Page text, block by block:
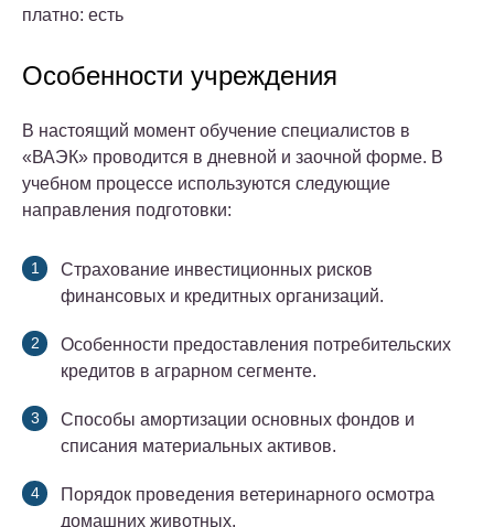
платно: есть
Особенности учреждения
В настоящий момент обучение специалистов в
«ВАЭК» проводится в дневной и заочной форме. В
учебном процессе используются следующие
направления подготовки:
Страхование инвестиционных рисков
финансовых и кредитных организаций.
Особенности предоставления потребительских
кредитов в аграрном сегменте.
Способы амортизации основных фондов и
списания материальных активов.
Порядок проведения ветеринарного осмотра
домашних животных.